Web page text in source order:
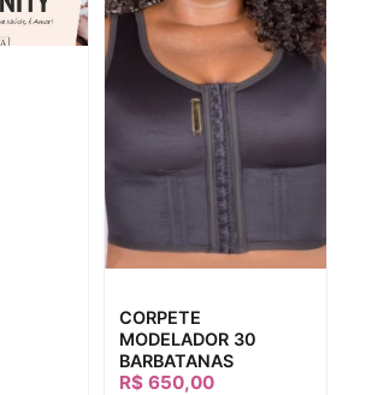
CORPETE
MODELADOR 30
BARBATANAS
R$ 650,00